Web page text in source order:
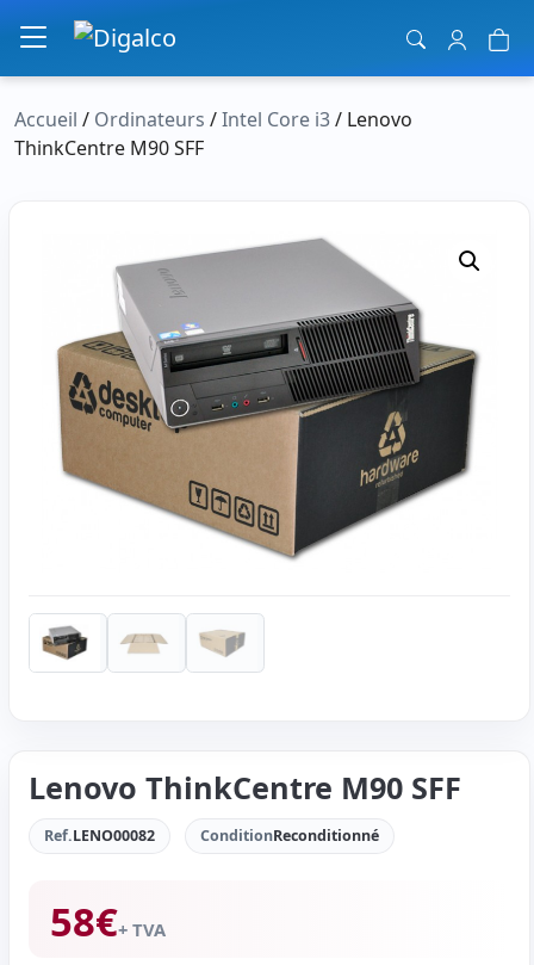
Navigation principale
Accueil / Ordinateurs /Intel Core i3/ Lenovo
ThinkCentre M90 SFF
Lenovo ThinkCentre M90 SFF
Ref.LENO00082 ConditionReconditionné
58€+ TVA